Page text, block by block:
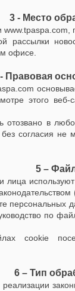
3 - Место
www.tpaspa.com
рассылки
офисе.
Правовая
этого
отозвано в
без согласия
5 –
лица
по
cookie
6 – Тип